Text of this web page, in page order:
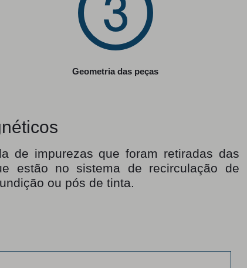
Geometria das peças
de impurezas que foram retiradas das
estão no sistema de recirculação de
ou pós de tinta.